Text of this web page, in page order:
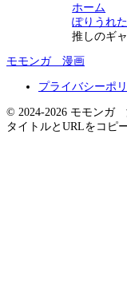
ホーム
ぽりうれ
推しのギ
モモンガ 漫画
プライバシーポ
© 2024-2026 モモンガ
タイトルとURLをコピ